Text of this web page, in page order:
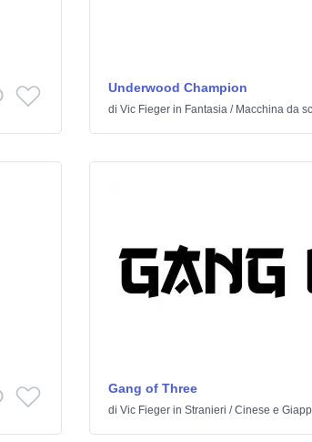
Underwood Champion
di Vic Fiegerin Fantasia/ Macchina da
Gang of Three
di Vic Fiegerin Stranieri /Cinese e